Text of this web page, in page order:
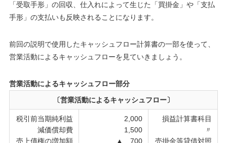
「受取手形」の回収、仕入れによって生じた「買掛金」や「支払
手形」の支払いも反映されることになります。
前回の説明で使用したキャッシュフロー計算書の一部を使って、
営業活動によるキャッシュフローを見ていきましょう。
営業活動によるキャッシュフロー部分
〔営業活動によるキャッシュフロー〕
税引前当期純利益
減価償却費
売上債権の増加額
2,000
1,500
▲ 700
損益計算書科目
〃
売掛金等貸借対照